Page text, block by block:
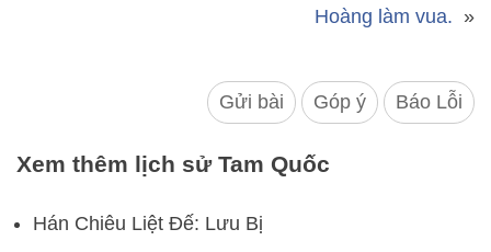
Hoàng làm vua. »
Gửi bài Góp ý Báo Lỗi
Xem thêm lịch sử Tam Quốc
Hán Chiêu Liệt Đế: Lưu Bị